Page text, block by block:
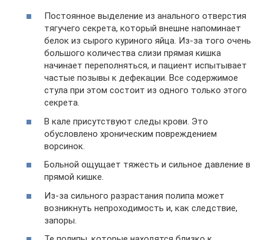
Постоянное выделение из анального отверстия
тягучего секрета, который внешне напоминает
белок из сырого куриного яйца. Из-за того очень
большого количества слизи прямая кишка
начинает переполняться, и пациент испытывает
частые позывы к дефекации. Все содержимое
стула при этом состоит из одного только этого
секрета.
В кале присутствуют следы крови. Это
обусловлено хроническим повреждением
ворсинок.
Больной ощущает тяжесть и сильное давление в
прямой кишке.
Из-за сильного разрастания полипа может
возникнуть непроходимость и, как следствие,
запоры.